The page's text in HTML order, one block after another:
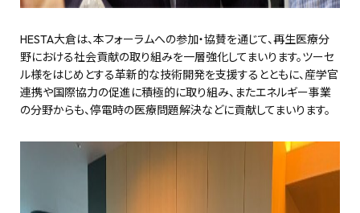
HESTA大倉は、本フォーラムへの参加・協賛を通じて、再生医療分
野における社会貢献の取り組みを一層強化してまいります。ツーセ
ル様をはじめとする革新的な技術開発を支援するとともに、産学官
連携や国際協力の促進に積極的に取り組み、またエネルギー事業
の分野からも、停電時の医療問題解決などに貢献してまいります。